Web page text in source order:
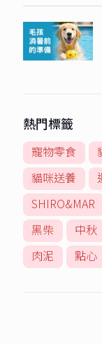
熱門標籤
寵物零食
貓咪送養
SHIRO&MAR
黑柴
中秋
肉泥
點心